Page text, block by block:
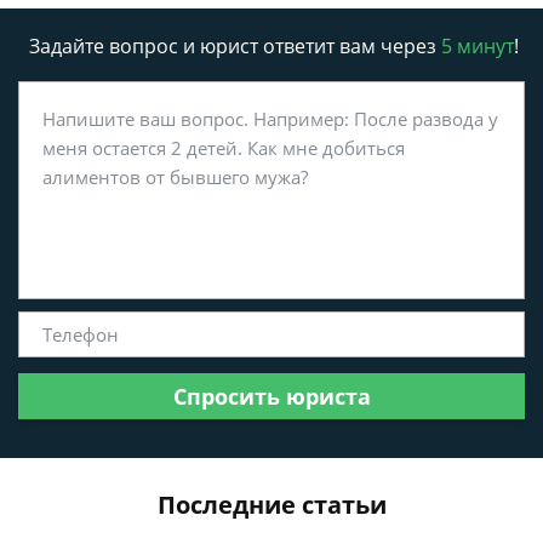
Задайте вопрос и юрист ответит вам через 5 минут!
Спросить юриста
Последние статьи